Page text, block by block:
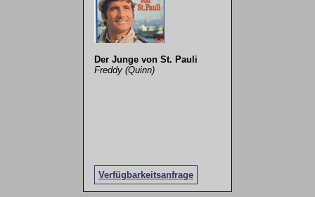
Der Junge von St. Pauli
Freddy (Quinn)
Verfügbarkeitsanfrage